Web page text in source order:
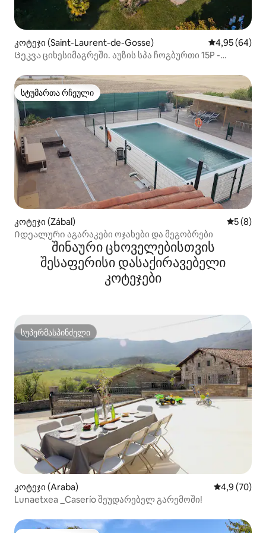
კოტეჯი (Saint-Laurent-de-Gosse) საშუალო
4,95 (64)
Ცეკვა ციხესიმაგრეში. აუზის სპა ჩოგბურთი 15P -
სტუმართა რჩეული
სტუმართა რჩეული
კოტეჯი (Zábal) საშუალო
5 (8)
Იდეალური აგარაკები ოჯახები და მეგობრები
შინაური ცხოველებისთვის
შესაფერისი დასაქირავებელი
კოტეჯები
სუპერმასპინძელი
სუპერმასპინძელი
კოტეჯი (Araba) საშუალო
4,9 (70)
Lunaetxea _Caserío შეუდარებელ გარემოში!